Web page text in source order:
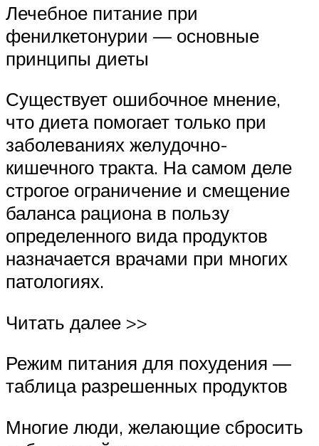
Лечебное питание при
фенилкетонурии — основные
принципы диеты
Существует ошибочное мнение,
что диета помогает только при
заболеваниях желудочно-
кишечного тракта. На самом деле
строгое ограничение и смещение
баланса рациона в пользу
определенного вида продуктов
назначается врачами при многих
патологиях.
Читать далее >>
Режим питания для похудения —
таблица разрешенных продуктов
Многие люди, желающие сбросить